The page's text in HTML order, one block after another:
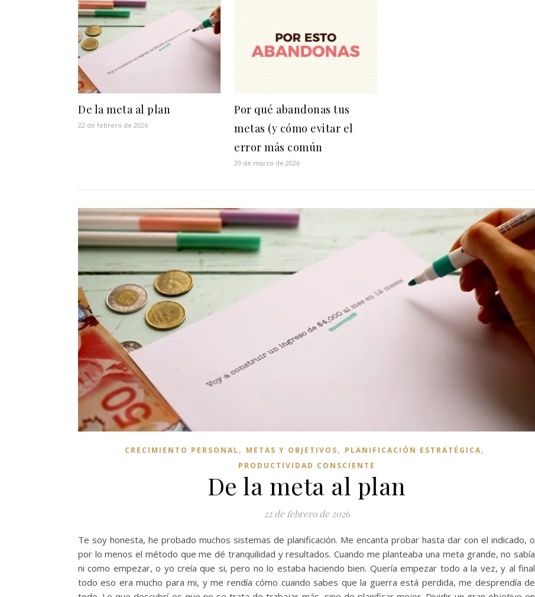
De la meta al plan
22 de febrero de 2026
Por qué abandonas tus
metas (y cómo evitar el
error más común
29 de marzo de 2026
CRECIMIENTO PERSONAL, METAS Y OBJETIVOS, PLANIFICACIÓN ESTRATÉGICA,
PRODUCTIVIDAD CONSCIENTE
De la meta al plan
22 de febrero de 2026
Te soy honesta, he probado muchos sistemas de planificación. Me encanta probar hasta dar con el indicado, o
por lo menos el método que me dé tranquilidad y resultados. Cuando me planteaba una meta grande, no sabía
ni como empezar, o yo creía que si, pero no lo estaba haciendo bien. Quería empezar todo a la vez, y al final
todo eso era mucho para mi, y me rendía cómo cuando sabes que la guerra está perdida, me desprendía de